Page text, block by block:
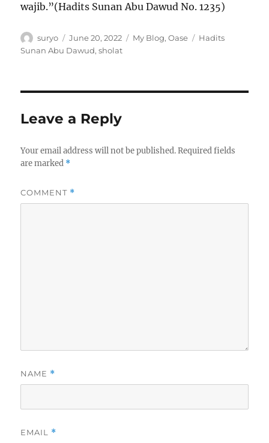
wajib.”(Hadits Sunan Abu Dawud No. 1235)
Author
suryo
Posted
on
June 20, 2022 Categories
My Blog,Oase Tags
Hadits
Sunan Abu Dawud,sholat
Leave a Reply
Your email address will not be published. Required fields
are marked *
COMMENT *
NAME *
EMAIL *